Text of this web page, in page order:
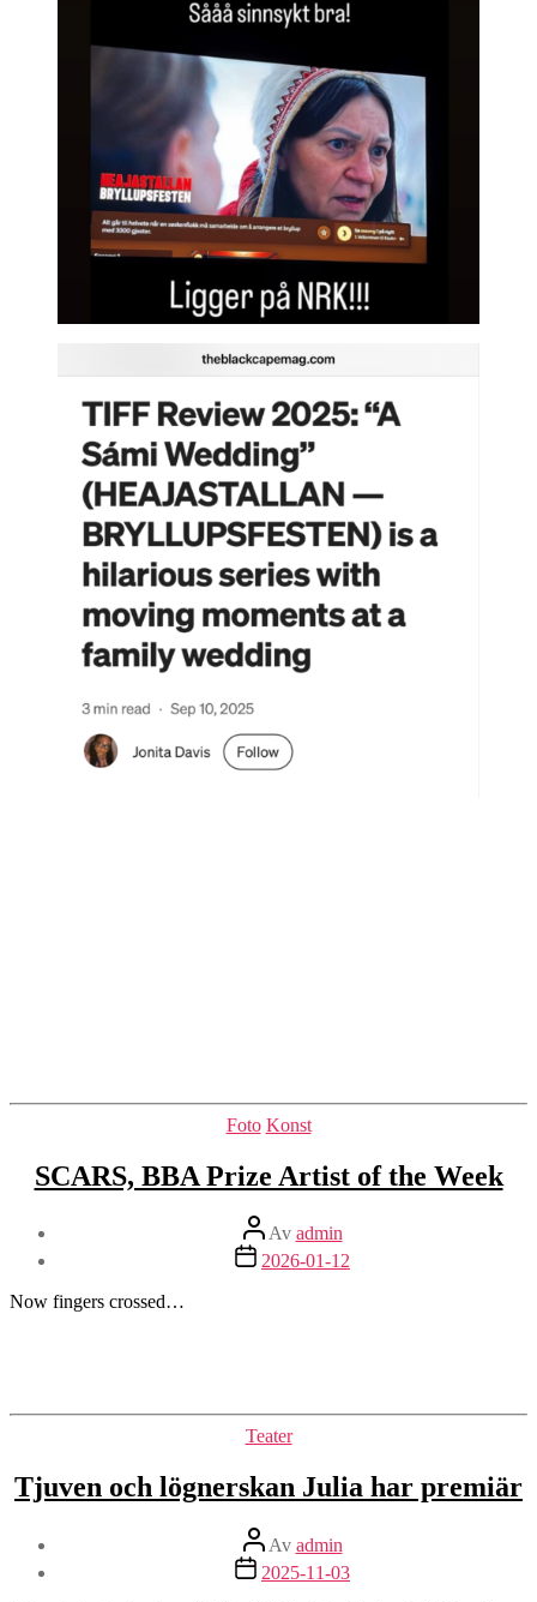
Kategorier
Foto Konst
SCARS, BBA Prize Artist of the Week
Inläggsförfattare
Av admin
Inläggsdatum
2026-01-12
Now fingers crossed…
Kategorier
Teater
Tjuven och lögnerskan Julia har premiär
Inläggsförfattare
Av admin
Inläggsdatum
2025-11-03